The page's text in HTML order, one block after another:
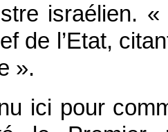
israélien.
de l’Etat,
».
ici pour